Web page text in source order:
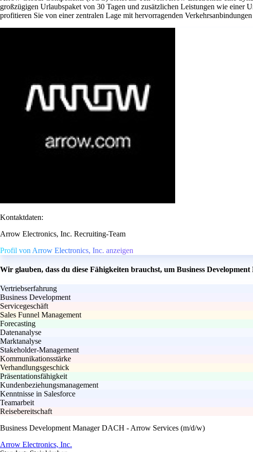
großzügigen Urlaubspaket von 30 Tagen und zusätzlichen Leistungen wie einer
profitieren Sie von einer zentralen Lage mit hervorragenden
Kontaktdaten:
Arrow Electronics, Inc. Recruiting-Team
Profil von Arrow Electronics, Inc. anzeigen
Wir glauben, dass du diese Fähigkeiten brauchst, um Business
Vertriebserfahrung
Business Development
Servicegeschäft
Sales Funnel Management
Forecasting
Datenanalyse
Marktanalyse
Stakeholder-Management
Kommunikationsstärke
Verhandlungsgeschick
Präsentationsfähigkeit
Kundenbeziehungsmanagement
Kenntnisse in Salesforce
Teamarbeit
Reisebereitschaft
Business Development Manager DACH - Arrow Services (m/d/w)
Arrow Electronics, Inc.